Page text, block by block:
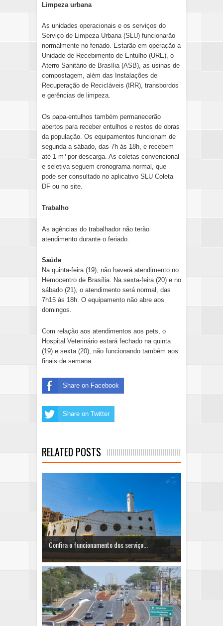
Limpeza urbana
As unidades operacionais e os serviços do
Serviço de Limpeza Urbana (SLU) funcionarão
normalmente no feriado. Estarão em operação a
Unidade de Recebimento de Entulho (URE), o
Aterro Sanitário de Brasília (ASB), as usinas de
compostagem, além das Instalações de
Recuperação de Recicláveis (IRR), transbordos
e gerências de limpeza.
Os papa-entulhos também permanecerão
abertos para receber entulhos e restos de obras
da população. Os equipamentos funcionam de
segunda a sábado, das 7h às 18h, e recebem
até 1 m³ por descarga. As coletas convencional
e seletiva seguem cronograma normal, que
pode ser consultado no aplicativo SLU Coleta
DF ou no site.
Trabalho
As agências do trabalhador não terão
atendimento durante o feriado.
Saúde
Na quinta-feira (19), não haverá atendimento no
Hemocentro de Brasília. Na sexta-feira (20) e no
sábado (21), o atendimento será normal, das
7h15 às 18h. O equipamento não abre aos
domingos.
Com relação aos atendimentos aos pets, o
Hospital Veterinário estará fechado na quinta
(19) e sexta (20), não funcionando também aos
finais de semana.
Share on Facebook
Share on Twitter
RELATED POSTS
Confira o funcionamento dos serviço...